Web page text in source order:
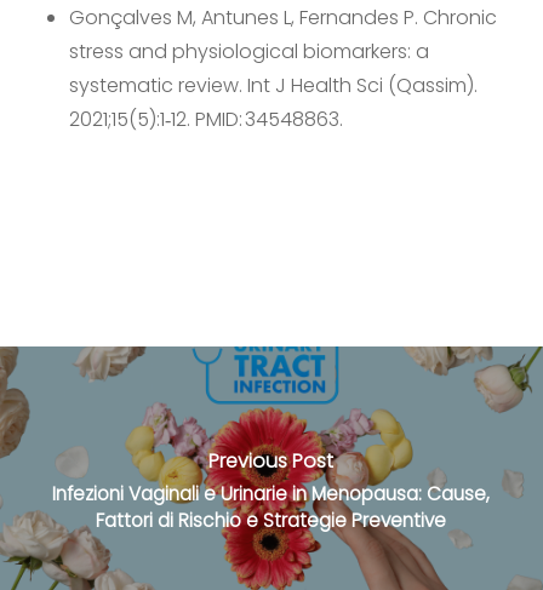
Gonçalves M, Antunes L, Fernandes P. Chronic
stress and physiological biomarkers: a
systematic review. Int J Health Sci (Qassim).
2021;15(5):1‑12. PMID: 34548863.
Previous Post
Infezioni Vaginali e Urinarie in Menopausa: Cause,
Fattori di Rischio e Strategie Preventive